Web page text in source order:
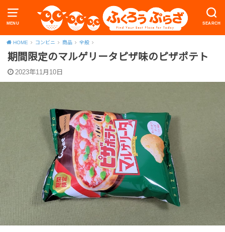
MENU SEARCH
HOME コンビニ 商品 全般
期間限定のマルゲリータピザ味のピザポテト
2023年11月10日